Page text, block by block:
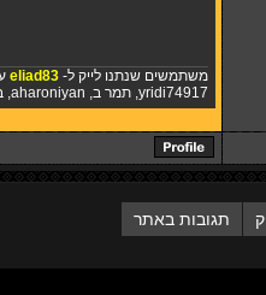
משתמשים שנתנו לייק ל- eliad83
yridi74917
, תמר ב,
aharoniyan
,
תגובות באתר